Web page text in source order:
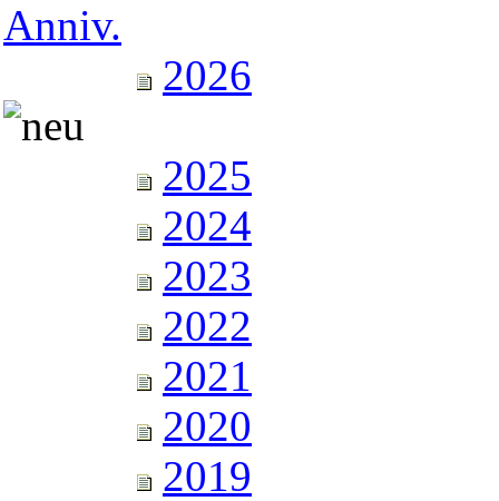
Anniv.
2026
2025
2024
2023
2022
2021
2020
2019